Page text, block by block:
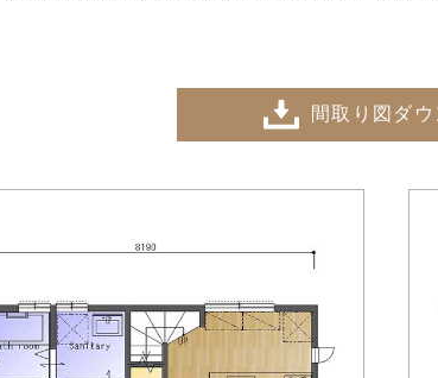
間取り図ダウ